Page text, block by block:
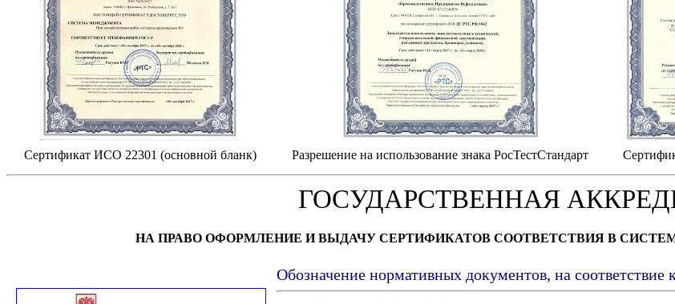
Сертификат ИСО 22301 (основной бланк) Разрешение на использование знака РосТестСтандарт
ГОСУДАРСТВЕННАЯ
НА ПРАВО ОФОРМЛЕНИЕ И ВЫДАЧУ СЕРТИФИКАТОВ СООТВЕТСТВИЯ В
Обозначение нормативных документов, на